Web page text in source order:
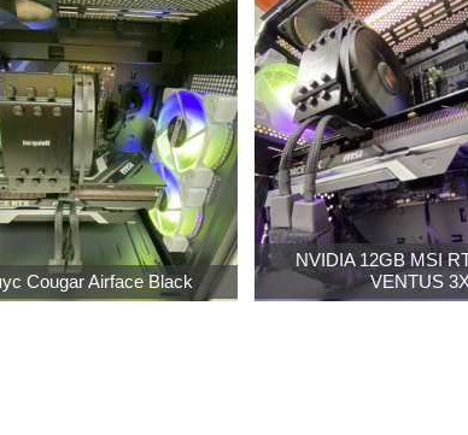
Cougar Airface Black
NVIDIA 12GB MSI
VENTUS